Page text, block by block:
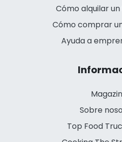
Cómo alquilar
Cómo comprar
Ayuda a
Sobre
Top Food